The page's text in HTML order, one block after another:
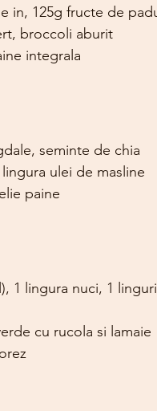
in, 125g fructe de
broccoli aburit
integrala
seminte de chia
ulei de masline
paine
1 lingura nuci, 1
cu rucola si lamaie